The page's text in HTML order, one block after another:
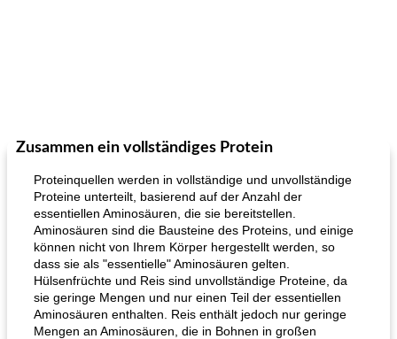
Zusammen ein vollständiges Protein
Proteinquellen werden in vollständige und unvollständige
Proteine ​​unterteilt, basierend auf der Anzahl der
essentiellen Aminosäuren, die sie bereitstellen.
Aminosäuren sind die Bausteine ​​des Proteins, und einige
können nicht von Ihrem Körper hergestellt werden, so
dass sie als "essentielle" Aminosäuren gelten.
Hülsenfrüchte und Reis sind unvollständige Proteine, da
sie geringe Mengen und nur einen Teil der essentiellen
Aminosäuren enthalten. Reis enthält jedoch nur geringe
Mengen an Aminosäuren, die in Bohnen in großen